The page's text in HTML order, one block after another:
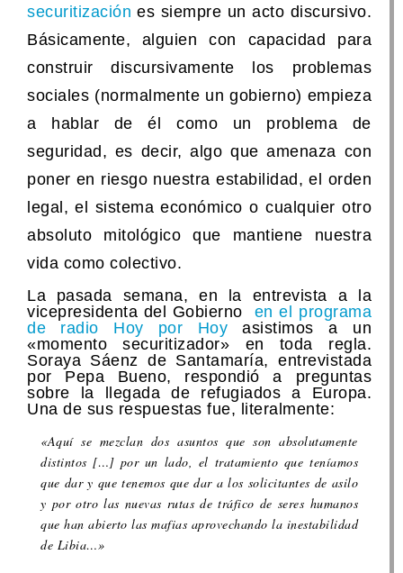
securitización es siempre un acto discursivo.
Básicamente, alguien con capacidad para
construir discursivamente los problemas
sociales (normalmente un gobierno) empieza
a hablar de él como un problema de
seguridad, es decir, algo que amenaza con
poner en riesgo nuestra estabilidad, el orden
legal, el sistema económico o cualquier otro
absoluto mitológico que mantiene nuestra
vida como colectivo.
La pasada semana, en la entrevista a la
vicepresidenta del Gobierno
en el programa
de radio Hoy por Hoy asistimos a un
«momento securitizador» en toda regla.
Soraya Sáenz de Santamaría, entrevistada
por Pepa Bueno, respondió a preguntas
sobre la llegada de refugiados a Europa.
Una de sus respuestas fue, literalmente:
«Aquí se mezclan dos asuntos que son absolutamente
distintos […] por un lado, el tratamiento que teníamos
que dar y que tenemos que dar a los solicitantes de asilo
y por otro las nuevas rutas de tráfico de seres humanos
que han abierto las mafias aprovechando la inestabilidad
de Libia…»